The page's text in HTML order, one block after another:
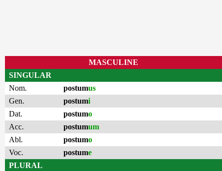
MASCULINE
SINGULAR
Nom.
postumus
Gen.
postumi
Dat.
postumo
Acc.
postumum
Abl.
postumo
Voc.
postume
PLURAL